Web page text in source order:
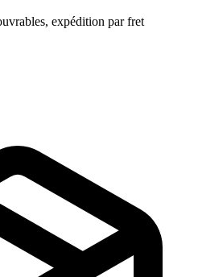
expédition par fret